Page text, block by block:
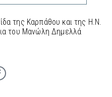
της Καρπάθου και της Η.Ν.
του Μανώλη Δημελλά